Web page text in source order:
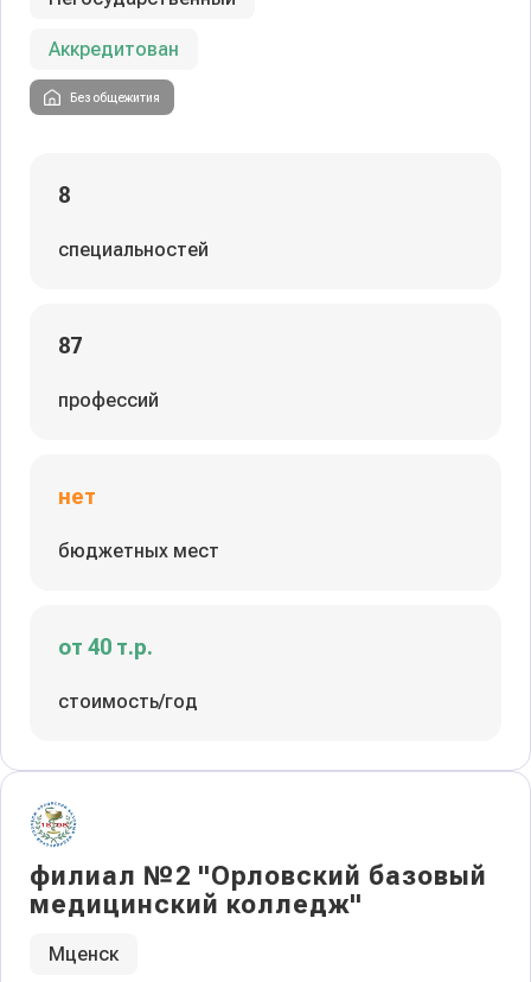
Аккредитован
Без общежития
8
специальностей
87
профессий
нет
бюджетных мест
от 40 т.р.
стоимость/год
филиал №2 "Орловский базовый
медицинский колледж"
Мценск